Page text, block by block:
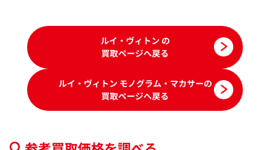
ルイ・ヴィトン の
買取ページへ戻る
ルイ・ヴィトン モノグラム・マカサーの
買取ページへ戻る